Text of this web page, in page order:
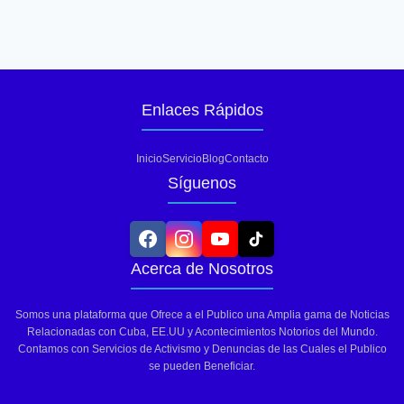
Enlaces Rápidos
InicioServicioBlogContacto
Síguenos
Acerca de Nosotros
Somos una plataforma que Ofrece a el Publico una Amplia gama de Noticias
Relacionadas con Cuba, EE.UU y Acontecimientos Notorios del Mundo.
Contamos con Servicios de Activismo y Denuncias de las Cuales el Publico
se pueden Beneficiar.